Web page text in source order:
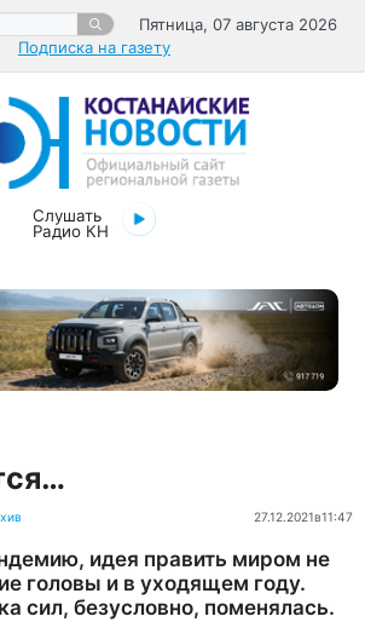
Пятница, 07 августа 2026
Подписка на газету
Слушать
Радио КН
27.12.2021в11:47
идея править миром не
головы и в уходящем году.
сил, безусловно, поменялась.